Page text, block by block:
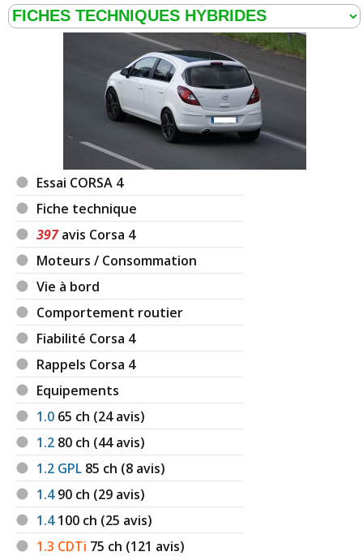
Essai CORSA 4
Fiche technique
397avis Corsa 4
Moteurs / Consommation
Vie à bord
Comportement routier
Fiabilité Corsa 4
Rappels Corsa 4
Equipements
1.0 65 ch (24 avis)
1.2 80 ch (44 avis)
1.2 GPL 85 ch (8 avis)
1.490 ch (29 avis)
1.4100 ch (25 avis)
1.3 CDTi 75 ch (121 avis)